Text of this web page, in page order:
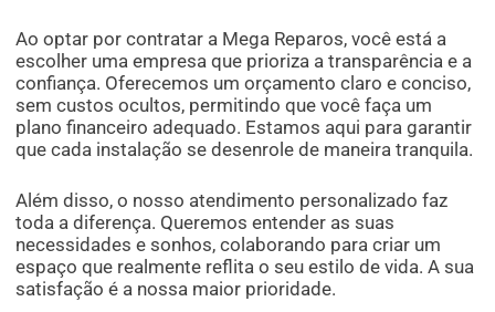
Ao optar por contratar a Mega Reparos, você está a
escolher uma empresa que prioriza a transparência e a
confiança. Oferecemos um orçamento claro e conciso,
sem custos ocultos, permitindo que você faça um
plano financeiro adequado. Estamos aqui para garantir
que cada instalação se desenrole de maneira tranquila.
Além disso, o nosso atendimento personalizado faz
toda a diferença. Queremos entender as suas
necessidades e sonhos, colaborando para criar um
espaço que realmente reflita o seu estilo de vida. A sua
satisfação é a nossa maior prioridade.